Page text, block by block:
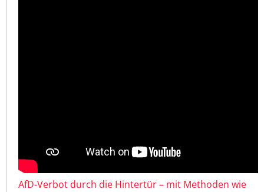
AfD-Verbot durch die Hintertür – mit Methoden wie